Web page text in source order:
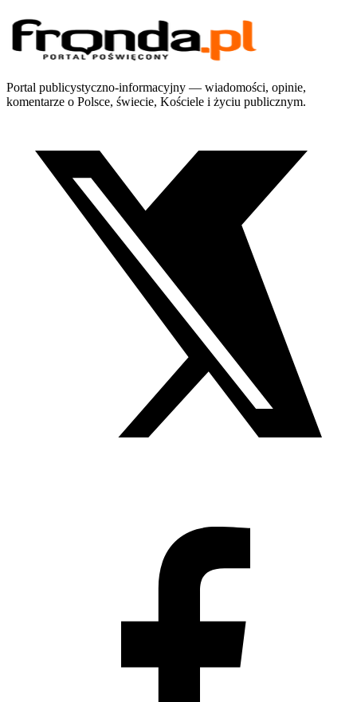
Portal publicystyczno-informacyjny — wiadomości, opinie,
komentarze o Polsce, świecie, Kościele i życiu publicznym.